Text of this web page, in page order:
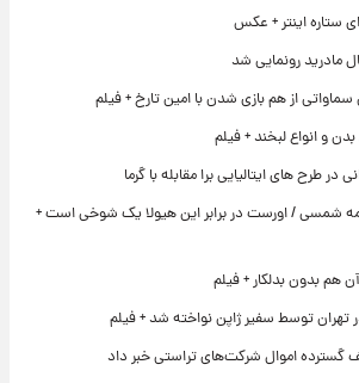
ستاره اینتر + عکس
مادرید رونمایی شد
از هم بازی شدن با امین تارخ + فیلم
و انواع لبخند + فیلم
در طرح های ایتالیایی برا مقابله با گرما
شمسی / اورست در برابر این هیولا یک شوخی است +
هم بدون بدلکار + فیلم
توسط سفیر ژاپن نواخته شد + فیلم
گسترده اموال شرکت‌های تراستی خبر داد